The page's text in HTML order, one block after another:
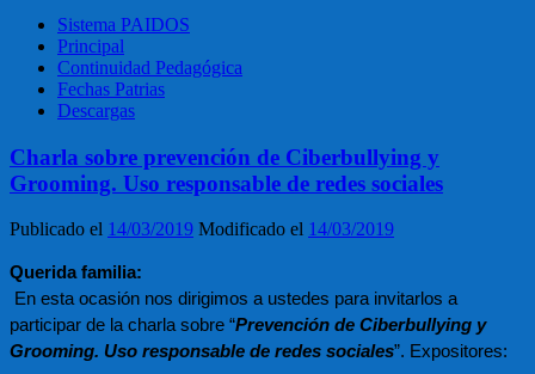
Sistema PAIDOS
Principal
Continuidad Pedagógica
Fechas Patrias
Descargas
Charla sobre prevención de Ciberbullying y
Grooming. Uso responsable de redes sociales
Publicado el 14/03/2019 Modificado el 14/03/2019
Querida familia:
participar de la charla sobre “Prevención de Ciberbullying y
Grooming. Uso responsable de redes sociales”. Expositores: